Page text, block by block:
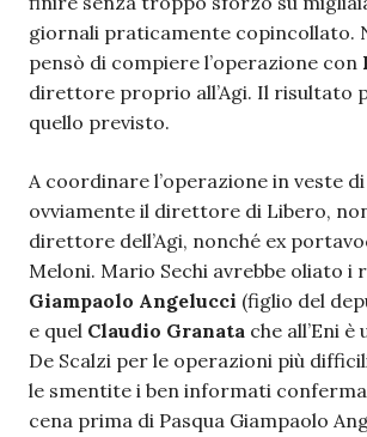
giornali praticamente copincollato.
pensò di compiere l’operazione con
direttore proprio all’Agi. Il risultato
quello previsto.
A coordinare l’operazione in veste
ovviamente il direttore di Libero,
direttore dell’Agi, nonché ex
Meloni. Mario Sechi avrebbe oliato
Giampaolo Angelucci (figlio del
e quel Claudio Granata che all’Eni
De Scalzi per le operazioni più
le smentite i ben informati
cena prima di Pasqua Giampaolo